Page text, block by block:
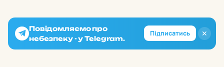
✕
Повідомляємо про
небезпеку - у Telegram.
Підписатись